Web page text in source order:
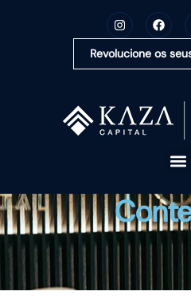
Revolucione os
A KAZA
MONTE SUA